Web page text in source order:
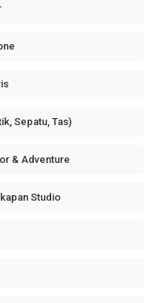
Sepatu, Tas)
& Adventure
Studio